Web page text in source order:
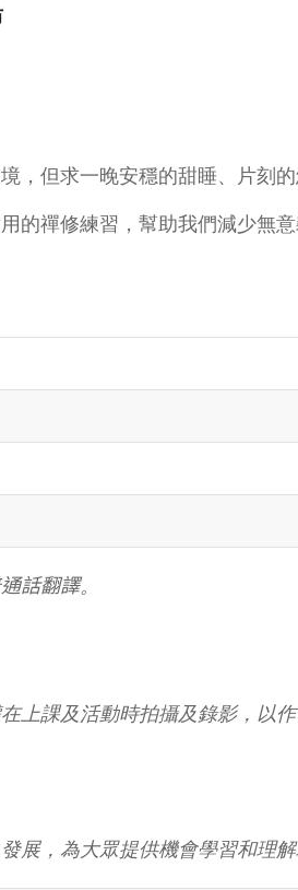
，但求一晚安穩的甜睡、片刻的
的禪修練習，幫助我們減少無
話翻譯。
上課及活動時拍攝及錄影，以作
展，為大眾提供機會學習和理解